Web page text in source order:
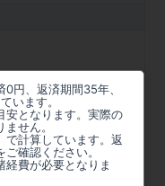
円、返済期間35年、
います。
安となります。実際の
せん。
で計算しています。返
確認ください。
経費が必要となりま
7(地番)